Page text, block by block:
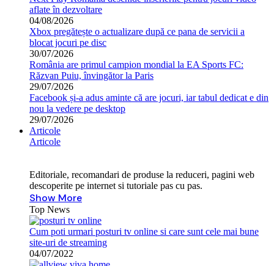
aflate în dezvoltare
04/08/2026
Xbox pregătește o actualizare după ce pana de servicii a
blocat jocuri pe disc
30/07/2026
România are primul campion mondial la EA Sports FC:
Răzvan Puiu, învingător la Paris
29/07/2026
Facebook și-a adus aminte că are jocuri, iar tabul dedicat e din
nou la vedere pe desktop
29/07/2026
Articole
Articole
Editoriale, recomandari de produse la reduceri, pagini web
descoperite pe internet si tutoriale pas cu pas.
Show More
Top News
Cum poti urmari posturi tv online si care sunt cele mai bune
site-uri de streaming
04/07/2022